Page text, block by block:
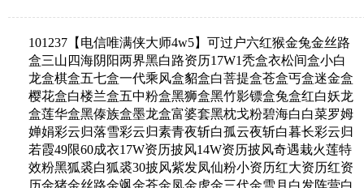
101237【电信唯满侠大师4w5】可过户六红猴金兔金丝路
盒三山四海阴阳两界黑白路资历17W1秃盒衣松间盒小白
龙盒棋盒五七盒一代乘风盒貂盒白菩提盒苍盒丐盒迷金盒
樱花盒白楼兰盒五中粉盒黑狮盒黑竹影镖盒兔盒红白妖龙
盒莲华盒黑傣族盒墨龙盒富婆套黑枕戈粉碧海白白菜罗姆
婵娟彩云归落雪彩云归素青夜斩白孤云夜斩白暮长彩云归
若霞49限60成衣17W资历披风14W资历披风奇遇栽火莲特
效粉黑狐裘白狐裘30披风紫发凤仙粉小资历红大资历红资
历金猪金丝路金飒金苍金凤金虎金三代金雪月白发阵营白